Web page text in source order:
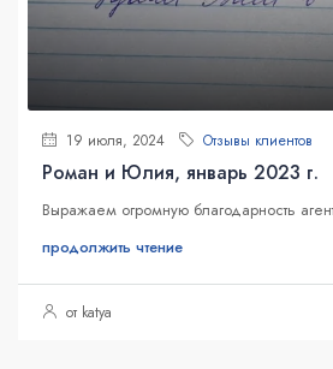
19 июля, 2024 Отзывы клиентов
Роман и Юлия, январь 2023 г.
Выражаем огромную благодарность
продолжить чтение
от katya